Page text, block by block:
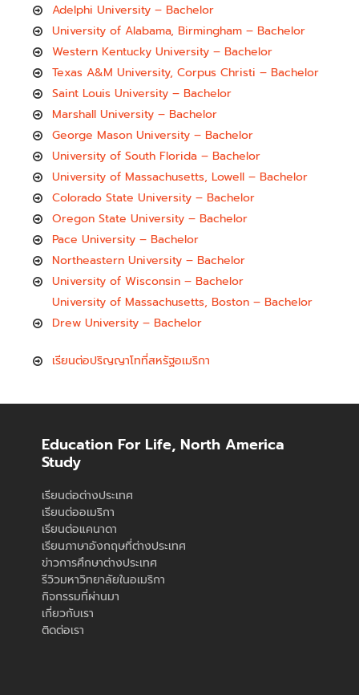
Adelphi University – Bachelor
University of Alabama, Birmingham – Bachelor
Western Kentucky University – Bachelor
Texas A&M University, Corpus Christi – Bachelor
Saint Louis University – Bachelor
Marshall University – Bachelor
George Mason University – Bachelor
University of South Florida – Bachelor
University of Massachusetts, Lowell – Bachelor
Colorado State University – Bachelor
Oregon State University – Bachelor
Pace University – Bachelor
Northeastern University – Bachelor
University of Wisconsin – Bachelor
University of Massachusetts, Boston – Bachelor
Drew University – Bachelor
เรียนต่อปริญญาโทที่สหรัฐอเมริกา
Education For Life, North America
Study
เรียนต่อต่างประเทศ
เรียนต่ออเมริกา
เรียนต่อแคนาดา
เรียนภาษาอังกฤษที่ต่างประเทศ
ข่าวการศึกษาต่างประเทศ
รีวิวมหาวิทยาลัยในอเมริกา
กิจกรรมที่ผ่านมา
เกี่ยวกับเรา
ติดต่อเรา